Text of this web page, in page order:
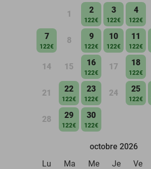
1 2
122€
3
122€
4
122€
7
122€
8 9
122€
10
122€
11
122€
14 15 16
122€
17 18
122€
21 22
122€
23
122€
24 25
122€
28 29
122€
30
122€
octobre 2026
Lu
Ma Me Je Ve